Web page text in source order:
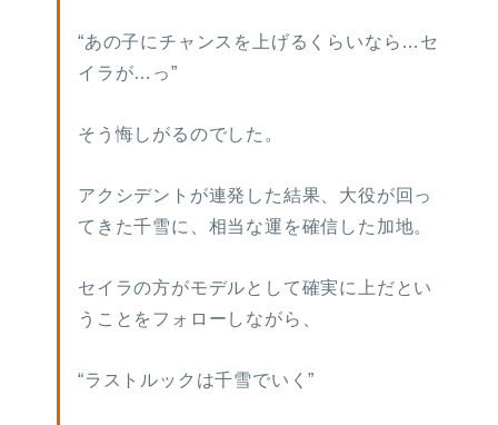
“あの子にチャンスを上げるくらいなら…セ
イラが…っ”
そう悔しがるのでした。
アクシデントが連発した結果、大役が回っ
てきた千雪に、相当な運を確信した加地。
セイラの方がモデルとして確実に上だとい
うことをフォローしながら、
“ラストルックは千雪でいく”